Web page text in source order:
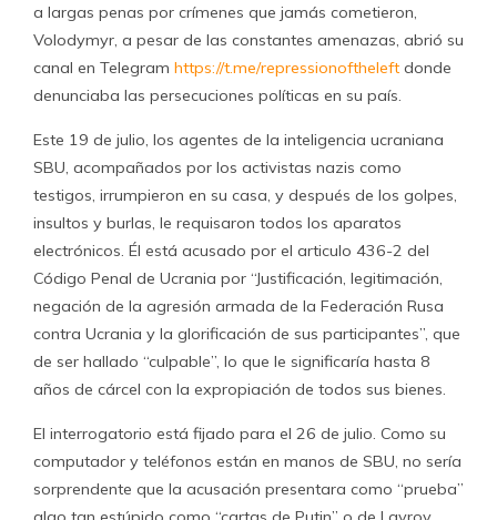
a largas penas por crímenes que jamás cometieron,
Volodymyr, a pesar de las constantes amenazas, abrió su
canal en Telegram https://t.me/repressionoftheleft donde
denunciaba las persecuciones políticas en su país.
Este 19 de julio, los agentes de la inteligencia ucraniana
SBU, acompañados por los activistas nazis como
testigos, irrumpieron en su casa, y después de los golpes,
insultos y burlas, le requisaron todos los aparatos
electrónicos. Él está acusado por el articulo 436-2 del
Código Penal de Ucrania por “Justificación, legitimación,
negación de la agresión armada de la Federación Rusa
contra Ucrania y la glorificación de sus participantes”, que
de ser hallado “culpable”, lo que le significaría hasta 8
años de cárcel con la expropiación de todos sus bienes.
El interrogatorio está fijado para el 26 de julio. Como su
computador y teléfonos están en manos de SBU, no sería
sorprendente que la acusación presentara como “prueba”